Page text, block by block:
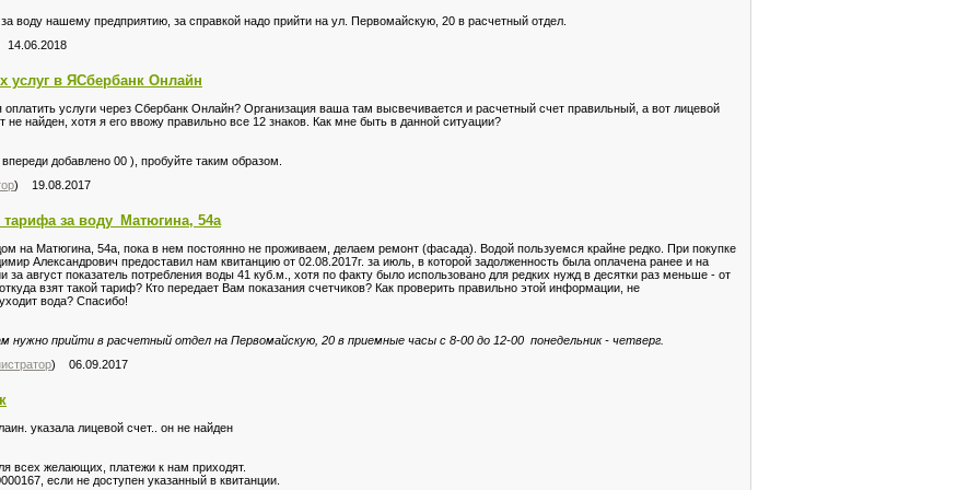
воду нашему предприятию, за справкой надо прийти на ул. Первомайскую, 20 в расчетный отдел.
услуг в ЯСбербанк Онлайн
услуги через Сбербанк Онлайн? Организация ваша там высвечивается и расчетный счет правильный, а вот лицевой
найден, хотя я его ввожу правильно все 12 знаков. Как мне быть в данной ситуации?
добавлено 00 ), пробуйте таким образом.
) 19.08.2017
за воду_Матюгина, 54а
на Матюгина, 54а, пока в нем постоянно не проживаем, делаем ремонт (фасада). Водой пользуемся крайне редко. При покупке
Александрович предоставил нам квитанцию от 02.08.2017г. за июль, в которой задолженность была оплачена ранее и на
за август показатель потребления воды 41 куб.м., хотя по факту было использовано для редких нужд в десятки раз меньше - от
взят такой тариф? Кто передает Вам показания счетчиков? Как проверить правильно этой информации, не
вода? Спасибо!
прийти в расчетный отдел на Первомайскую, 20 в приемные часы с 8-00 до 12-00 понедельник - четверг.
) 06.09.2017
указала лицевой счет.. он не найден
всех желающих, платежи к нам приходят.
если не доступен указанный в квитанции.